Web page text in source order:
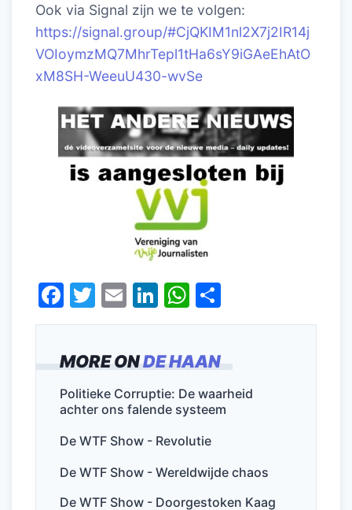
MORE ONDE HAAN
Politieke Corruptie: De waarheid
achter ons falende systeem
De WTF Show - Revolutie
De WTF Show - Wereldwijde chaos
De WTF Show - Doorgestoken Kaag
Ook via Signal zijn we te volgen:
https://signal.group/#CjQKIM1nl2X7j2IR14j
VOIoymzMQ7MhrTepl1tHa6sY9iGAeEhAtO
xM8SH-WeeuU430-wvSe
F
a
e
b
o
o
k
T
w
er
E
m
l
Li
n
e
dI
n
W
h
s
A
p
p
el